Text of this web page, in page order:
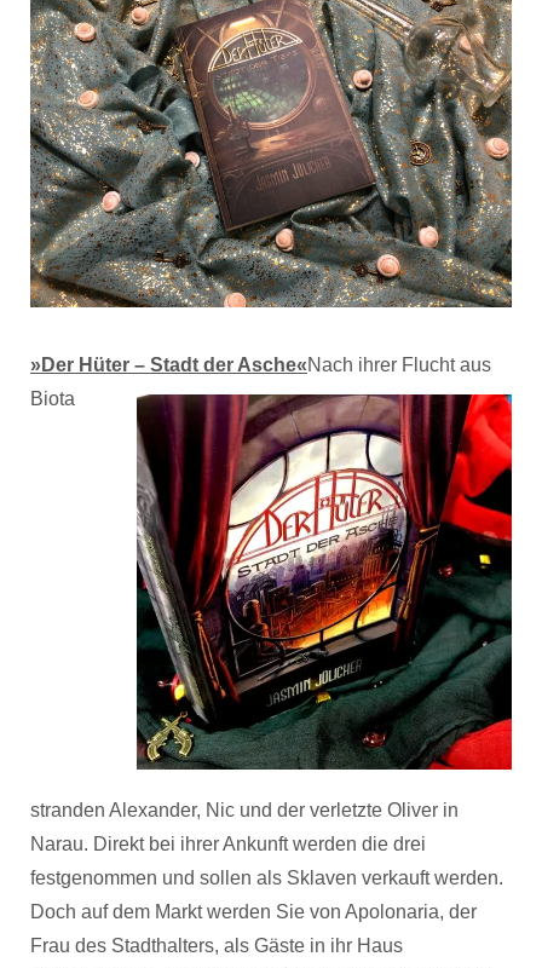
»Der Hüter – Stadt der Asche«Nach ihrer Flucht aus
Biota
stranden Alexander, Nic und der verletzte Oliver in
Narau. Direkt bei ihrer Ankunft werden die drei
festgenommen und sollen als Sklaven verkauft werden.
Doch auf dem Markt werden Sie von Apolonaria, der
Frau des Stadthalters, als Gäste in ihr Haus